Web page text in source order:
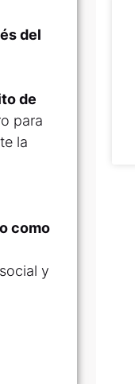
del
de
para
la
como
y